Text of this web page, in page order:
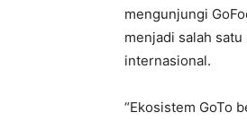
mengunjungi
menjadi salah
internasional.
“Ekosistem GoTo